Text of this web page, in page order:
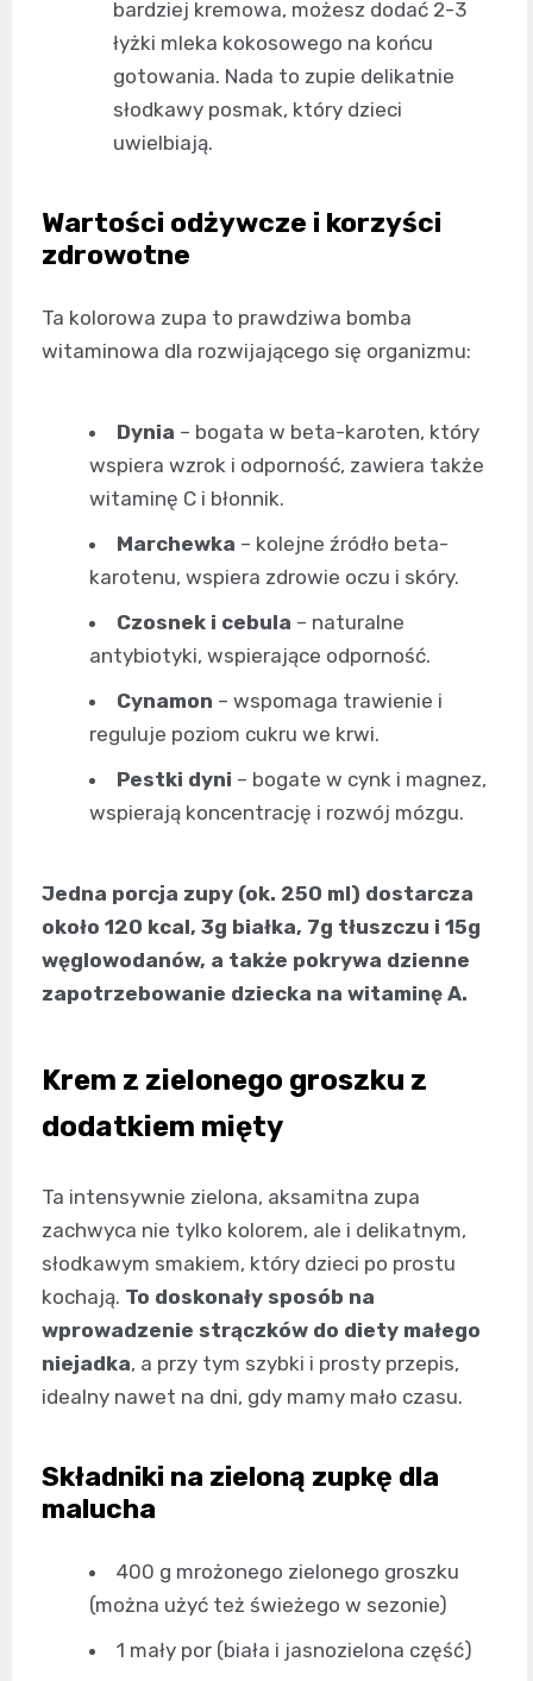
bardziej kremowa, możesz dodać 2-3
łyżki mleka kokosowego na końcu
gotowania. Nada to zupie delikatnie
słodkawy posmak, który dzieci
uwielbiają.
Wartości odżywcze i korzyści
zdrowotne
Ta kolorowa zupa to prawdziwa bomba
witaminowa dla rozwijającego się organizmu:
Dynia – bogata w beta-karoten, który
wspiera wzrok i odporność, zawiera także
witaminę C i błonnik.
Marchewka – kolejne źródło beta-
karotenu, wspiera zdrowie oczu i skóry.
Czosnek i cebula – naturalne
antybiotyki, wspierające odporność.
Cynamon – wspomaga trawienie i
reguluje poziom cukru we krwi.
Pestki dyni – bogate w cynk i magnez,
wspierają koncentrację i rozwój mózgu.
Jedna porcja zupy (ok. 250 ml) dostarcza
około 120 kcal, 3g białka, 7g tłuszczu i 15g
węglowodanów, a także pokrywa dzienne
zapotrzebowanie dziecka na witaminę A.
Krem z zielonego groszku z
dodatkiem mięty
Ta intensywnie zielona, aksamitna zupa
zachwyca nie tylko kolorem, ale i delikatnym,
słodkawym smakiem, który dzieci po prostu
kochają. To doskonały sposób na
wprowadzenie strączków do diety małego
niejadka, a przy tym szybki i prosty przepis,
idealny nawet na dni, gdy mamy mało czasu.
Składniki na zieloną zupkę dla
malucha
400 g mrożonego zielonego groszku
(można użyć też świeżego w sezonie)
1 mały por (biała i jasnozielona część)